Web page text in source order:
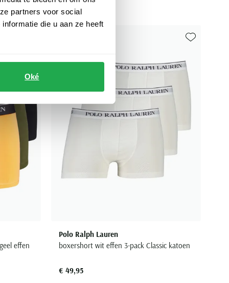
partners voor social
die u aan ze heeft
Oké
€ 50,00
effen
Polo Ralph Lauren
boxershort wit effen 3-pack Classic katoen
€ 49,95